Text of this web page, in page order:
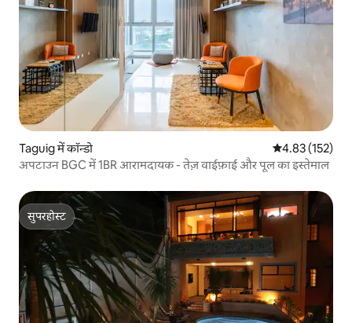
Taguig में कॉन्डो औसत रेटिंग 5 में से
4.83 (152)
अपटाउन BGC में 1BR आरामदायक - तेज़ वाईफ़ाई और पूल का इस्तेमाल
सुपरहोस्ट
सुपरहोस्ट